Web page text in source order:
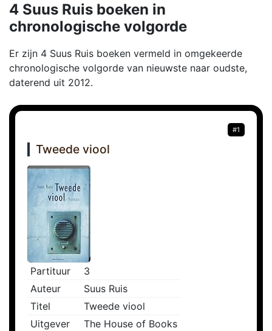
4 Suus Ruis boeken in
chronologische volgorde
Er zijn 4 Suus Ruis boeken vermeld in omgekeerde
chronologische volgorde van nieuwste naar oudste,
daterend uit 2012.
#1
Tweede viool
Partituur
3
Auteur
Suus Ruis
Titel
Tweede viool
Uitgever
The House of Books